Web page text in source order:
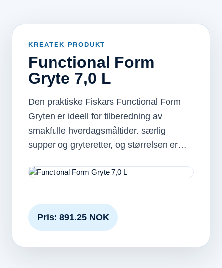
KREATEK PRODUKT
Functional Form
Gryte 7,0 L
Den praktiske Fiskars Functional Form
Gryten er ideell for tilberedning av
smakfulle hverdagsmåltider, særlig
supper og gryteretter, og størrelsen er…
Pris: 891.25 NOK